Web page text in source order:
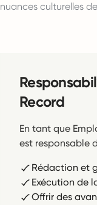
nuances culturelles
Record
En tant que
est responsable
Rédaction et
Exécution de
Offrir des